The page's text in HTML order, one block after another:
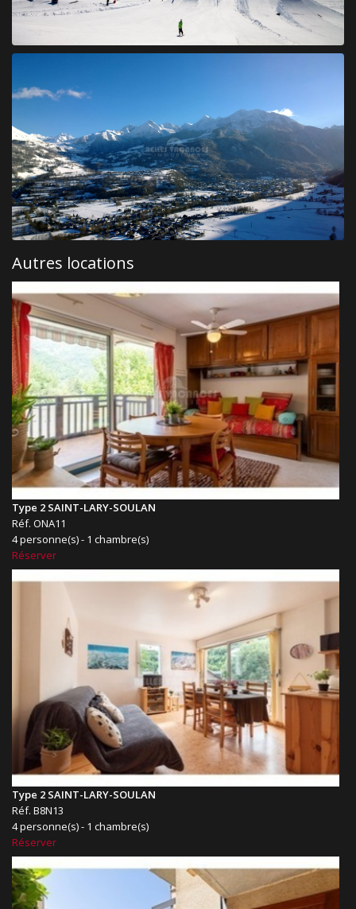
Autres locations
Type 2 SAINT-LARY-SOULAN
Réf. ONA11
4 personne(s) - 1 chambre(s)
Réserver
Type 2 SAINT-LARY-SOULAN
Réf. B8N13
4 personne(s) - 1 chambre(s)
Réserver